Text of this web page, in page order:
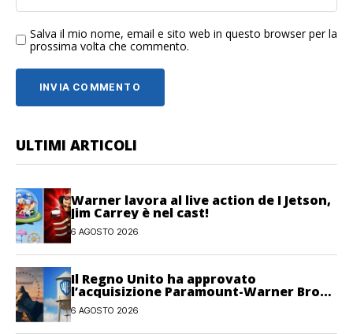
Salva il mio nome, email e sito web in questo browser per la
prossima volta che commento.
ULTIMI ARTICOLI
Warner lavora al live action de I Jetson,
Jim Carrey è nel cast!
6 AGOSTO 2026
Il Regno Unito ha approvato
l’acquisizione Paramount-Warner Bros
Discovery
6 AGOSTO 2026